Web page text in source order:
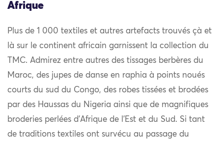
Afrique
Plus de 1 000 textiles et autres artefacts trouvés çà et
là sur le continent africain garnissent la collection du
TMC. Admirez entre autres des tissages berbères du
Maroc, des jupes de danse en raphia à points noués
courts du sud du Congo, des robes tissées et brodées
par des Haussas du Nigeria ainsi que de magnifiques
broderies perlées d’Afrique de l’Est et du Sud. Si tant
de traditions textiles ont survécu au passage du